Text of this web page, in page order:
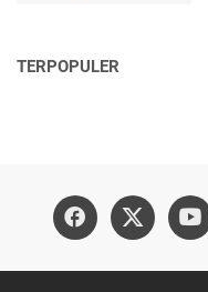
TERPOPULER